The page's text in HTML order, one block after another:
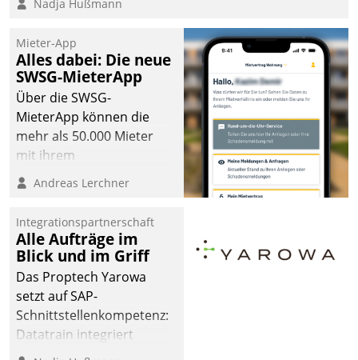
Nadja Hußmann
Mieter-App
Alles dabei: Die neue
SWSG-MieterApp
Über die SWSG-
MieterApp können die
mehr als 50.000 Mieter
mit ihrem
Wohnungsunternehmen
kommunizieren, auf dem
einsehen und ändern
oder
Schadensmeldungen
abgeben – rund um die
Uhr.
Andreas Lerchner
Integrationspartnerschaft
Alle Aufträge im
Blick und im Griff
Das Proptech Yarowa
setzt auf SAP-
Schnittstellenkompetenz:
Datatrain integriert
Yarowas Portal zur